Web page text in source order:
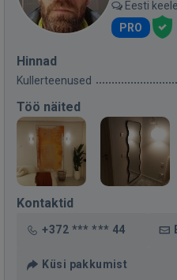
Eesti
PRO
Hinnad
Kullerteenused
Töö näited
Kontaktid
+372 *** *** 44
Küsi pakkumist